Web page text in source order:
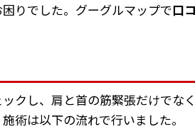
りでした。グーグルマップで口
クし、肩と首の筋緊張だけでな
術は以下の流れで行いました。